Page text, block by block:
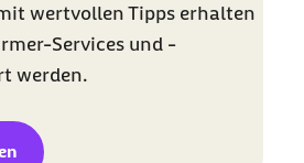
wertvollen Tipps erhalten
Services und -
werden.